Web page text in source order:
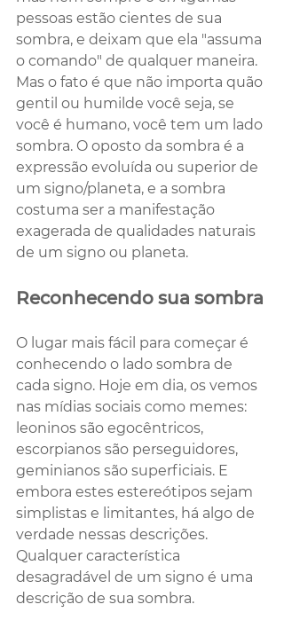
pessoas estão cientes de sua
sombra, e deixam que ela "assuma
o comando" de qualquer maneira.
Mas o fato é que não importa quão
gentil ou humilde você seja, se
você é humano, você tem um lado
sombra. O oposto da sombra é a
expressão evoluída ou superior de
um signo/planeta, e a sombra
costuma ser a manifestação
exagerada de qualidades naturais
de um signo ou planeta.
Reconhecendo sua sombra
O lugar mais fácil para começar é
conhecendo o lado sombra de
cada signo. Hoje em dia, os vemos
nas mídias sociais como memes:
leoninos são egocêntricos,
escorpianos são perseguidores,
geminianos são superficiais. E
embora estes estereótipos sejam
simplistas e limitantes, há algo de
verdade nessas descrições.
Qualquer característica
desagradável de um signo é uma
descrição de sua sombra.